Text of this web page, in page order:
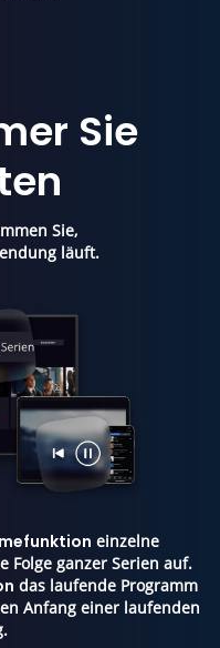
Sie
Sie,
läuft.
einzelne
Folge ganzer Serien auf.
das laufende Programm
Anfang einer laufenden